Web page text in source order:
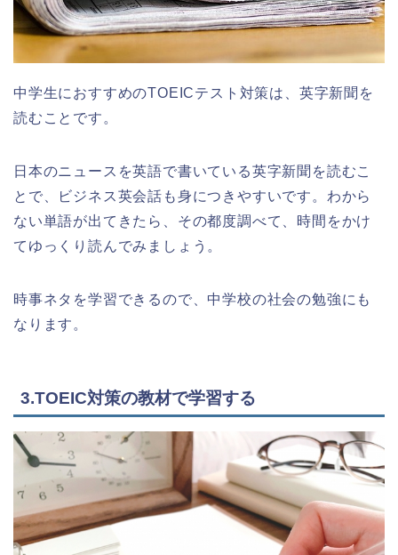
中学生におすすめのTOEICテスト対策は、英字新聞を
読むことです。
日本のニュースを英語で書いている英字新聞を読むこ
とで、ビジネス英会話も身につきやすいです。わから
ない単語が出てきたら、その都度調べて、時間をかけ
てゆっくり読んでみましょう。
時事ネタを学習できるので、中学校の社会の勉強にも
なります。
3.TOEIC対策の教材で学習する